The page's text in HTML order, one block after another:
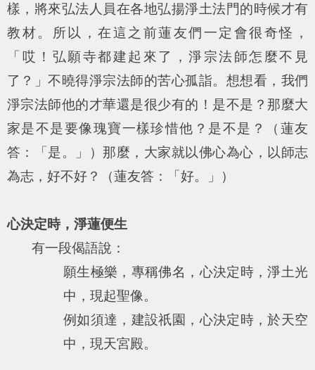
樣，將來弘法人員在各地弘揚淨土法門的時候才有
教材。所以，在這之前蓮友們一定會很奇怪，
「哎！弘願寺都建起來了，淨宗法師怎麼不見
了？」不曉得淨宗法師的苦心孤詣。想想看，我們
淨宗法師他的才華還是很少有的！是不是？那麼大
家是不是要像瑰寶一樣珍惜他？是不是？（蓮友
答：「是。」）那麼，大家就以佛心為心，以師志
為志，好不好？（蓮友答：「好。」）
心決定時，淨蓮便生
有一段偈語說：
願生極樂，專稱佛名，心決定時，淨土光
中，現起聖像。
例如須達，建設祇園，心決定時，於天空
中，現天宮殿。